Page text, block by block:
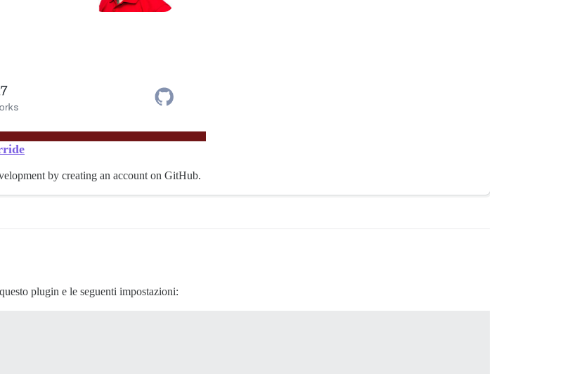
by creating an account on GitHub.
plugin e le seguenti impostazioni: